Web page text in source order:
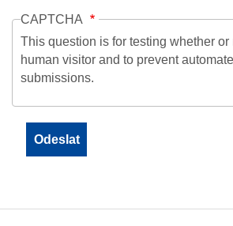
CAPTCHA
This question is for testing whether or
human visitor and to prevent
submissions.